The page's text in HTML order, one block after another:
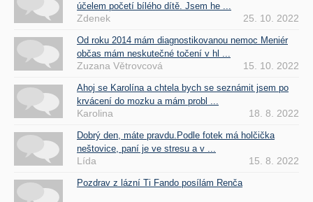
účelem početí bílého dítě. Jsem he ...
Zdenek 25. 10. 2022
Od roku 2014 mám diagnostikovanou nemoc Meniér
občas mám neskutečné točení v hl ...
Zuzana Větrovcová 15. 10. 2022
Ahoj se Karolína a chtela bych se seznámit jsem po
krvácení do mozku a mám probl ...
Karolina 18. 8. 2022
Dobrý den, máte pravdu.Podle fotek má holčička
neštovice, paní je ve stresu a v ...
Lída 15. 8. 2022
Pozdrav z lázní Ti Fando posílám Renča